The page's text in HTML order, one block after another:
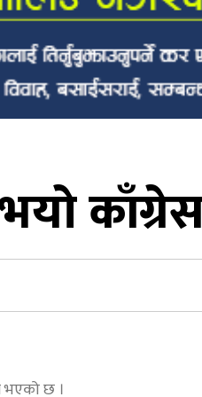
भएको छ ।